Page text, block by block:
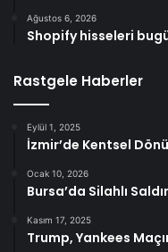
Ağustos 6, 2026
Shopify hisseleri
Rastgele Haberler
Eylül 1, 2025
İzmir’de Kentsel
Ocak 10, 2026
Bursa’da Silahlı
Kasım 17, 2025
Trump, Yankees